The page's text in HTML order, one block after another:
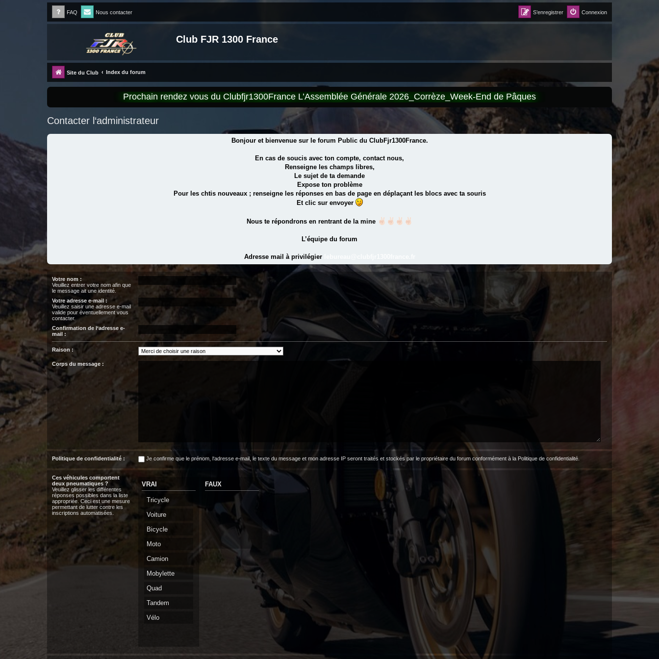
FAQ Nous contacter Connexion
S’enregistrer
Club FJR 1300 France
Site du Club Index du forum
Prochain rendez vous du Clubfjr1300France L’Assemblée Générale 2026_Corrèze_Week-End de Pâques
Contacter l‘administrateur
Bonjour et bienvenue sur le forum Public du ClubFjr1300France.
En cas de soucis avec ton compte, contact nous,
Renseigne les champs libres,
Le sujet de ta demande
Expose ton problème
Pour les chtis nouveaux ; renseigne les réponses en bas de page en déplaçant les blocs avec ta souris
Et clic sur envoyer
Nous te répondrons en rentrant de la mine
L’équipe du forum
Adresse mail à privilégier
Votre nom :
Veuillez entrer votre nom afin que
le message ait une identité.
Votre adresse e-mail :
Veuillez saisir une adresse e-mail
valide pour éventuellement vous
contacter.
Confirmation de l‘adresse e-
mail :
Raison :
Corps du message :
Politique de confidentialité : Je confirme que le prénom, l‘adresse e-mail, le texte du message et mon adresse IP seront traités et stockés par le propriétaire du forum conformément à la Politique de confidentialité
Ces véhicules comportent
deux pneumatiques ?
Veuillez glisser les différentes
réponses possibles dans la liste
appropriée. Ceci est une mesure
permettant de lutter contre les
inscriptions automatisées.
VRAI
Tricycle
Voiture
Bicycle
Moto
Camion
Mobylette
Quad
Tandem
Vélo
FAUX